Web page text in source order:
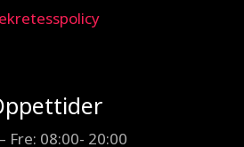
Fre: 08:00- 20:00